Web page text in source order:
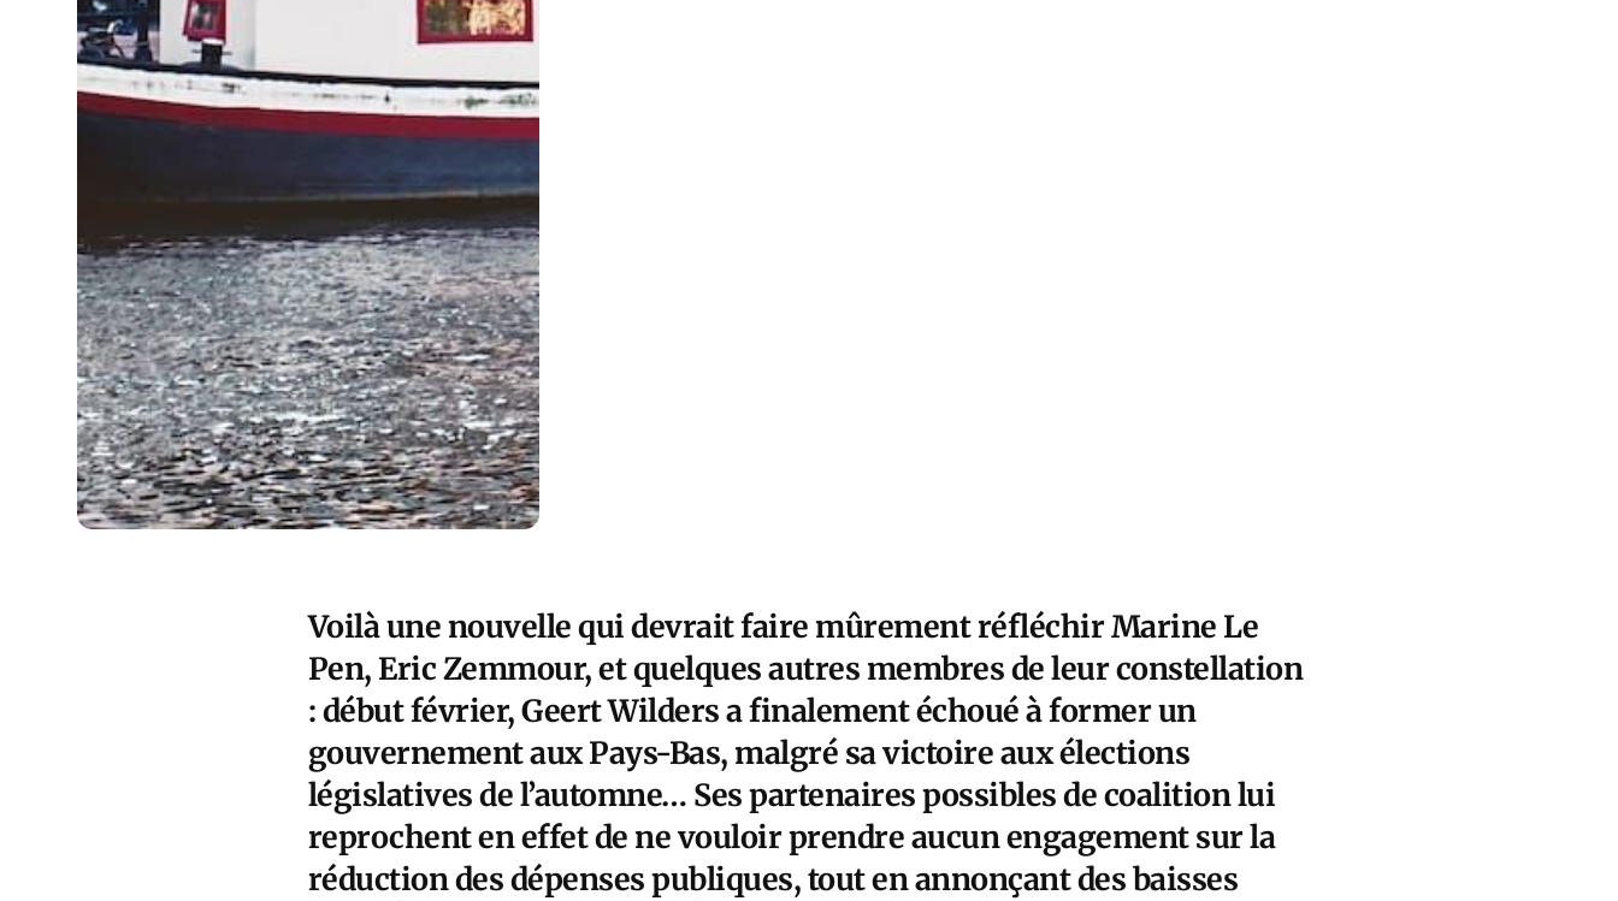
Voilà une nouvelle qui devrait faire mûrement réfléchir Marine Le
Pen, Eric Zemmour, et quelques autres membres de leur constellation
: début février, Geert Wilders a finalement échoué à former un
gouvernement aux Pays-Bas, malgré sa victoire aux élections
législatives de l’automne… Ses partenaires possibles de coalition lui
reprochent en effet de ne vouloir prendre aucun engagement sur la
réduction des dépenses publiques, tout en annonçant des baisses